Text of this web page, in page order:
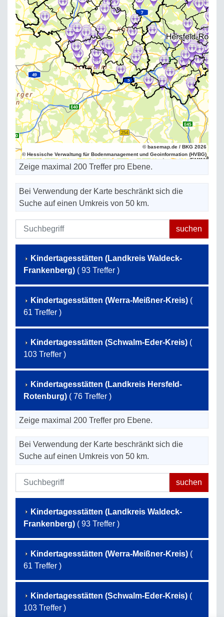
© basemap.de / BKG 2026
© Hessische Verwaltung für Bodenmanagement und Geoinformation (HVBG)
Zeige maximal 200 Treffer pro Ebene.
Bei Verwendung der Karte beschränkt sich die
Suche auf einen Umkreis von 50 km.
Kindertagesstätten (Landkreis Waldeck-
Frankenberg) ( 93 Treffer )
Kindertagesstätten (Werra-Meißner-Kreis) (
61 Treffer )
Kindertagesstätten (Schwalm-Eder-Kreis) (
103 Treffer )
Kindertagesstätten (Landkreis Hersfeld-
Rotenburg) ( 76 Treffer )
Zeige maximal 200 Treffer pro Ebene.
Bei Verwendung der Karte beschränkt sich die
Suche auf einen Umkreis von 50 km.
Kindertagesstätten (Landkreis Waldeck-
Frankenberg) ( 93 Treffer )
Kindertagesstätten (Werra-Meißner-Kreis) (
61 Treffer )
Kindertagesstätten (Schwalm-Eder-Kreis) (
103 Treffer )